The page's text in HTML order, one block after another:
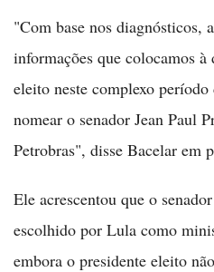
"Com base nos diagnósticos,
informações que colocamos
eleito neste complexo
nomear o senador Jean Paul
Petrobras", disse Bacelar em
Ele acrescentou que o
escolhido por Lula como
embora o presidente eleito